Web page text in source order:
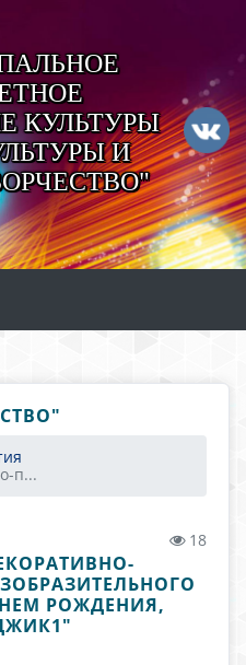
КУЛЬТУРЫ
И
п...
18
РОЖДЕНИЯ,